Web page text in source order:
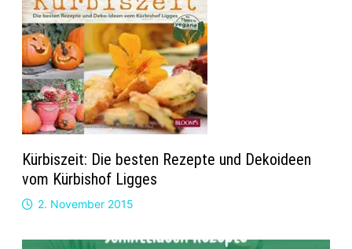
Kürbiszeit: Die besten Rezepte und Dekoideen
vom Kürbishof Ligges
2. November 2015